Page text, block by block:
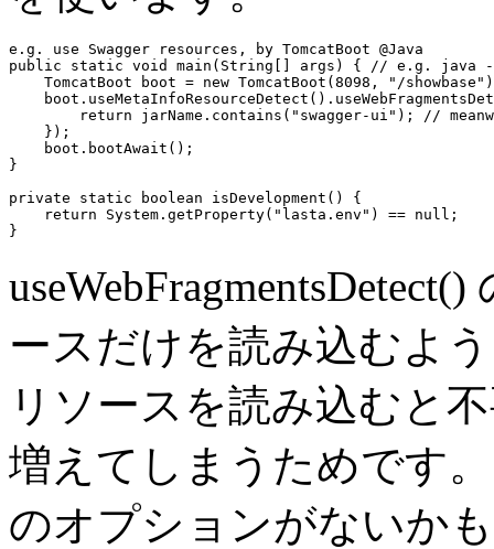
e.g. use Swagger resources, by TomcatBoot @Java
public static void
main(String[] args ) {
// e.g. java -
    TomcatBoot
boot = new TomcatBoot(8098 , "/showbase"
boot . useMetaInfoResourceDetect() .
return
jarName .contains( "swagger-ui" );
//
    });
boot .bootAwait();
}
private static boolean isDevelopment() {
return System.getProperty( "lasta.env" ) == null ;
ースだけを読み込むよ
リソースを読み込むと
増えてしまうためです
のオプションがないか